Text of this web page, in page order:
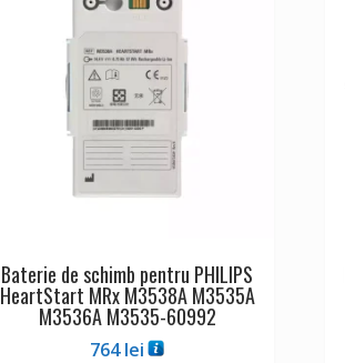
Baterie de schimb pentru PHILIPS
HeartStart MRx M3538A M3535A
M3536A M3535-60992
764lei